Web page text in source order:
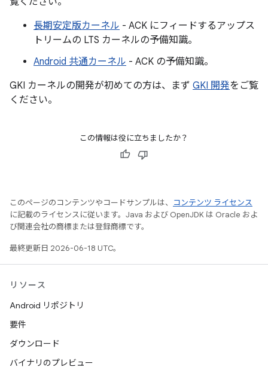
長期安定版カーネル - ACK にフィードするアップス
トリームの LTS カーネルの予備知識。
Android 共通カーネル - ACK の予備知識。
GKI カーネルの開発が初めての方は、まず GKI 開発をご覧
ください。
この情報は役に立ちましたか？
このページのコンテンツやコードサンプルは、
コンテンツ ライセンス
に記載のライセンスに従います。Java および OpenJDK は Oracle およ
び関連会社の商標または登録商標です。
最終更新日 2026-06-18 UTC。
リソース
Android リポジトリ
要件
ダウンロード
バイナリのプレビュー